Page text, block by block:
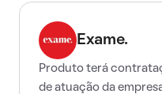
Exame.
Produto terá
de atuação da